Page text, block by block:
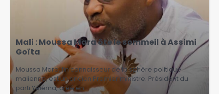
Mali : Moussa Mara ôte le sommeil à Assimi
Goïta
Moussa Mara, fin connaisseur de la sphère politique
malienne, est un ancien Premier ministre. Président du
parti Yéléma, créé en…